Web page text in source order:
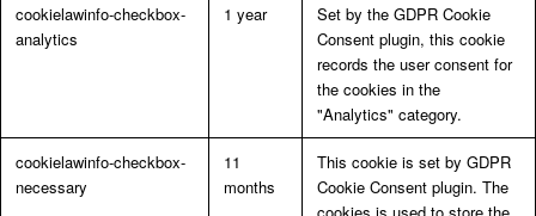
cookielawinfo-checkbox-
analytics
1 year
Set by the GDPR Cookie
Consent plugin, this cookie
records the user consent for
the cookies in the
"Analytics" category.
cookielawinfo-checkbox-
necessary
11
months
This cookie is set by GDPR
Cookie Consent plugin. The
cookies is used to store the